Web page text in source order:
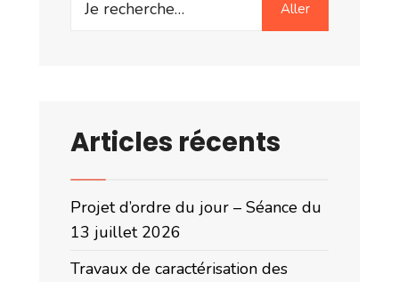
Aller
Articles récents
Projet d’ordre du jour – Séance du
13 juillet 2026
Travaux de caractérisation des